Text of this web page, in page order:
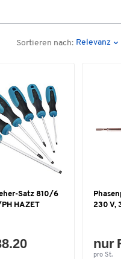
Sortieren nach: Relevanz
Satz 810/6
HAZET
230 V,
nur
pro St.